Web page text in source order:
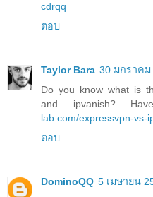
cdrqq
ตอบ
Taylor Bara 30 มกราคม
Do you know what is
and ipvanish?
lab.com/expressvpn-vs-
ตอบ
DominoQQ 5 เมษายน